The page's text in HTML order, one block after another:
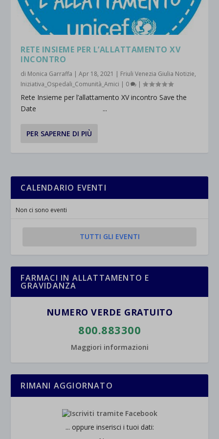
RETE INSIEME PER L’ALLATTAMENTO XV
INCONTRO
di Monica Garraffa |Apr 18, 2021 | Friuli Venezia Giulia Notizie,
Iniziativa_Ospedali_Comunità_Amici | 0 |
Rete Insieme per l’allattamento XV incontro Save the
Date ...
PER SAPERNE DI PIÙ
CALENDARIO EVENTI
Non ci sono eventi
TUTTI GLI EVENTI
FARMACI IN ALLATTAMENTO E
GRAVIDANZA
NUMERO VERDE GRATUITO
800.883300
Maggiori informazioni
RIMANI AGGIORNATO
... oppure inserisci i tuoi dati:
et-saved-post*